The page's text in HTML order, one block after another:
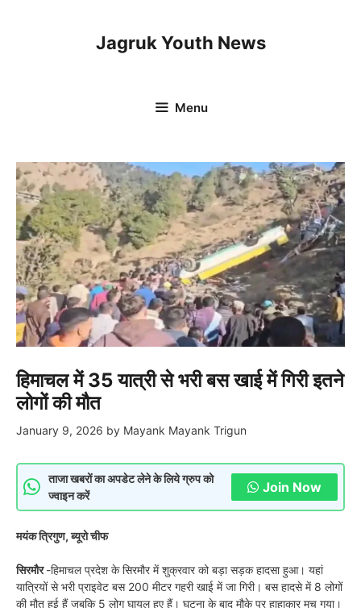
Jagruk Youth News
Menu
हिमाचल में 35 यात्री से भरी बस खाई में गिरी इतने
लोगों की मौत
January 9, 2026 by Mayank Mayank Trigun
ताजा खबरों का अपडेट लेने के लिये ग्रुप को
ज्वाइन करें
Join Now
मयंक त्रिगुण, ब्यूरो चीफ
सिरमौर-हिमाचल प्रदेश के सिरमौर में शुक्रवार को बड़ा सड़क हादसा हुआ। यहां
यात्रियों से भरी प्राइवेट बस 200 मीटर गहरी खाई में जा गिरी। बस हादसे में 8 लोगों
की मौत हुई हैं जबकि 5 लोग घायल हुए हैं। घटना के बाद मौके पर हाहाकार मच गया।